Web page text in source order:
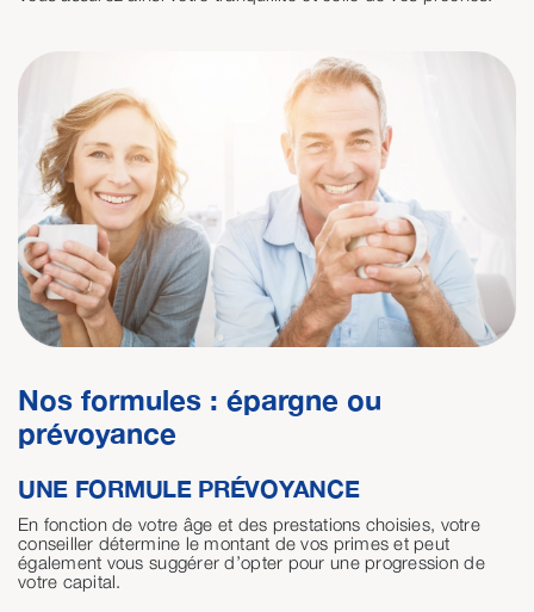
Nos formules : épargne ou
prévoyance
UNE FORMULE PRÉVOYANCE
En fonction de votre âge et des prestations choisies, votre
conseiller détermine le montant de vos primes et peut
également vous suggérer d’opter pour une progression de
votre capital.